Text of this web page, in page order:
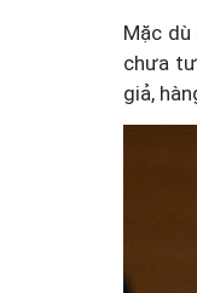
Mặc
chưa
giả,